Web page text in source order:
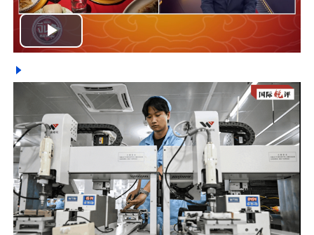
Play
Video